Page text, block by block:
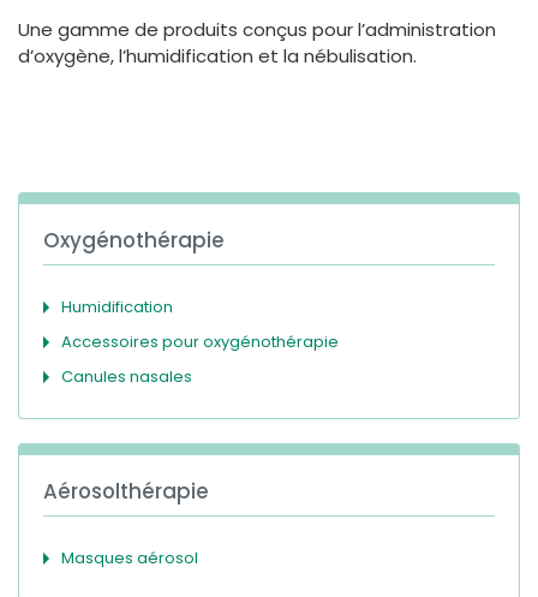
France
Une gamme de produits conçus pour l’administration
d’oxygène, l’humidification et la nébulisation.
Oxygénothérapie
Humidification
Accessoires pour oxygénothérapie
Canules nasales
Aérosolthérapie
Masques aérosol